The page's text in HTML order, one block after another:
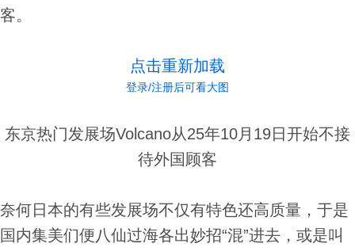
客。
点击重新加载
登录/注册后可看大图
东京热门发展场Volcano从25年10月19日开始不接
待外国顾客
奈何日本的有些发展场不仅有特色还高质量，于是
国内集美们便八仙过海各出妙招“混”进去，或是叫